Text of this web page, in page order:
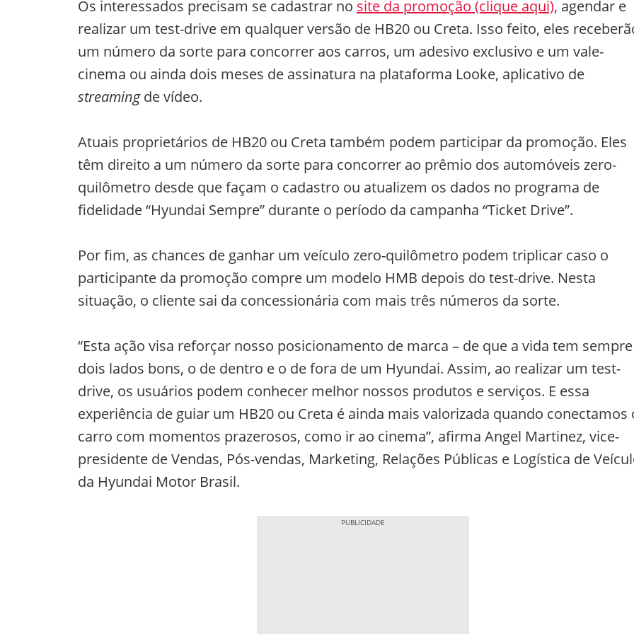
Os interessados precisam se cadastrar no site da promoção (clique aqui), agendar e
realizar um test-drive em qualquer versão de HB20 ou Creta. Isso feito, eles
um número da sorte para concorrer aos carros, um adesivo exclusivo e um vale-
cinema ou ainda dois meses de assinatura na plataforma Looke, aplicativo de
streamingde vídeo.
Atuais proprietários de HB20 ou Creta também podem participar da promoção. Eles
têm direito a um número da sorte para concorrer ao prêmio dos automóveis zero-
quilômetro desde que façam o cadastro ou atualizem os dados no programa de
fidelidade “Hyundai Sempre” durante o período da campanha “Ticket Drive”.
Por fim, as chances de ganhar um veículo zero-quilômetro podem triplicar caso o
participante da promoção compre um modelo HMB depois do test-drive. Nesta
situação, o cliente sai da concessionária com mais três números da sorte.
“Esta ação visa reforçar nosso posicionamento de marca – de que a vida tem sempre
dois lados bons, o de dentro e o de fora de um Hyundai. Assim, ao realizar um test-
drive, os usuários podem conhecer melhor nossos produtos e serviços. E essa
experiência de guiar um HB20 ou Creta é ainda mais valorizada quando conectamos
carro com momentos prazerosos, como ir ao cinema”, afirma Angel Martinez, vice-
presidente de Vendas, Pós-vendas, Marketing, Relações Públicas e Logística de
da Hyundai Motor Brasil.